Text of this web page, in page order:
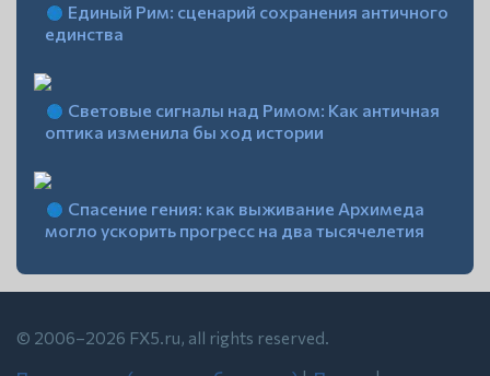
Единый Рим: сценарий сохранения античного
единства
Световые сигналы над Римом: Как античная
оптика изменила бы ход истории
Спасение гения: как выживание Архимеда
могло ускорить прогресс на два тысячелетия
© 2006–2026 FX5.ru, all rights reserved.